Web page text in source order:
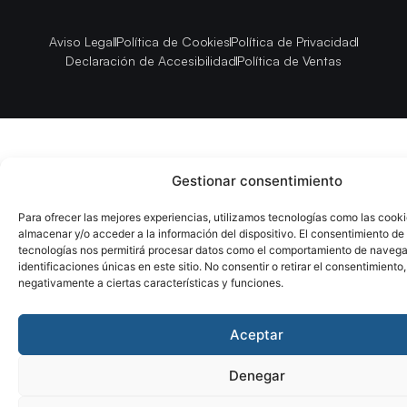
Gestionar consentimiento
Para ofrecer las mejores experiencias, utilizamos tecnologías como las
almacenar y/o acceder a la información del dispositivo. El consentimiento de
tecnologías nos permitirá procesar datos como el comportamiento de
identificaciones únicas en este sitio. No consentir o retirar el
negativamente a ciertas características y funciones.
Aceptar
Denegar
Aviso LegalPolítica de CookiesPolítica de Privacidad
Declaración de AccesibilidadPolítica de Ventas